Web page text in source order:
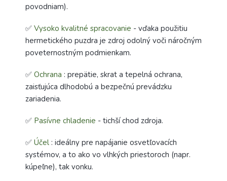
povodniam).
✅ Vysoko kvalitné spracovanie - vďaka použitiu
hermetického puzdra je zdroj odolný voči náročným
poveternostným podmienkam.
✅ Ochrana : prepätie, skrat a tepelná ochrana,
zaisťujúca dlhodobú a bezpečnú prevádzku
zariadenia.
✅ Pasívne chladenie - tichší chod zdroja.
✅ Účel : ideálny pre napájanie osvetľovacích
systémov, a to ako vo vlhkých priestoroch (napr.
kúpeľne), tak vonku.